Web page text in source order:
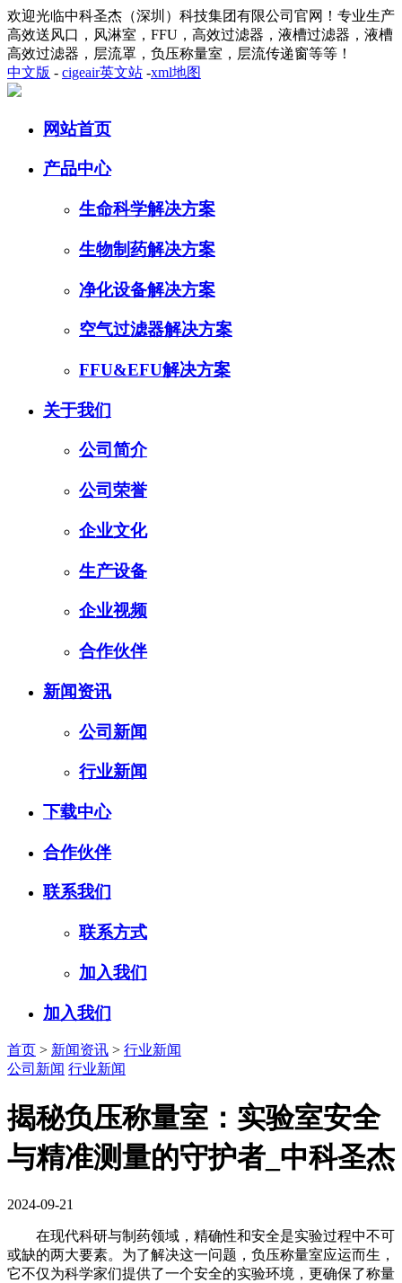
欢迎光临中科圣杰（深圳）科技集团有限公司官网！专业生产
高效送风口，风淋室，FFU，高效过滤器，液槽过滤器，液槽
高效过滤器，层流罩，负压称量室，层流传递窗等等！
中文版 - cigeair英文站 -xml地图
网站首页
产品中心
生命科学解决方案
生物制药解决方案
净化设备解决方案
空气过滤器解决方案
FFU&EFU解决方案
关于我们
公司简介
公司荣誉
企业文化
生产设备
企业视频
合作伙伴
新闻资讯
公司新闻
行业新闻
下载中心
合作伙伴
联系我们
联系方式
加入我们
加入我们
首页 > 新闻资讯 > 行业新闻
公司新闻 行业新闻
揭秘负压称量室：实验室安全
与精准测量的守护者_中科圣杰
2024-09-21
在现代科研与制药领域，精确性和安全是实验过程中不可
或缺的两大要素。为了解决这一问题，负压称量室应运而生，
它不仅为科学家们提供了一个安全的实验环境，更确保了称量